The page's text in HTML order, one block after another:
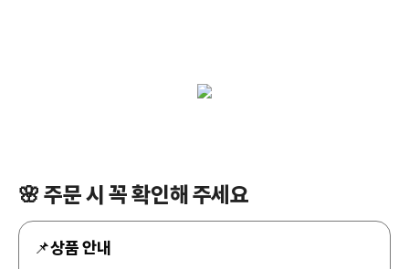
🌸 주문 시 꼭 확인해 주세요
📌상품 안내